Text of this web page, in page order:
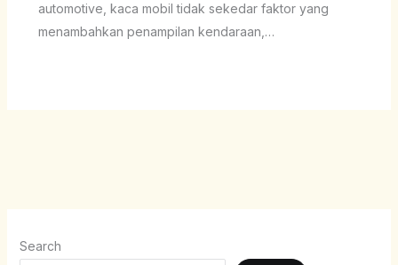
automotive, kaca mobil tidak sekedar faktor yang
menambahkan penampilan kendaraan,…
Search